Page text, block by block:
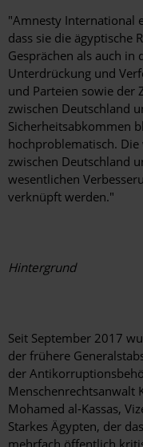
"Amnesty International
dass sie die ägyptische
Gesprächen als auch
Unterdrückung und
und Parteien sowie der
zwischen Deutschland
Sicherheitsabkommen
hochproblematisch.
zwischen Deutschland
wesentlichen
verknüpft werden."
Hintergrund
Seit September 2017
der frühere
der
Menschenrechtsanwalt
Mohamed al-Kassas,
Starkes Ägypten, der